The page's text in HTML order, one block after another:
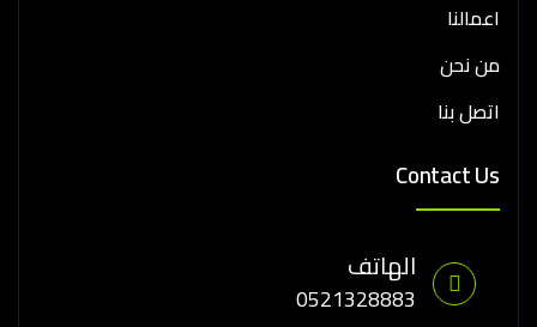
اعمالنا
من نحن
اتصل بنا
Contact Us
الهاتف
0521328883